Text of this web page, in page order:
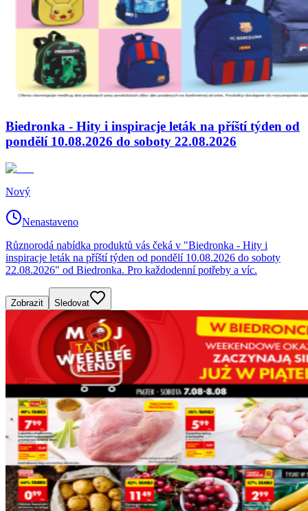
Biedronka - Hity i inspiracje leták na příští týden od
pondělí 10.08.2026 do soboty 22.08.2026
Nový
Nenastaveno
Různorodá nabídka produktů vás čeká v "Biedronka - Hity i
inspiracje leták na příští týden od pondělí 10.08.2026 do soboty
22.08.2026" od Biedronka. Pro každodenní potřeby a víc.
Zobrazit Sledovat